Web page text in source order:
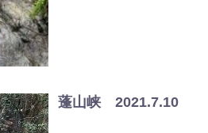
蓬山峡 2021.7.10